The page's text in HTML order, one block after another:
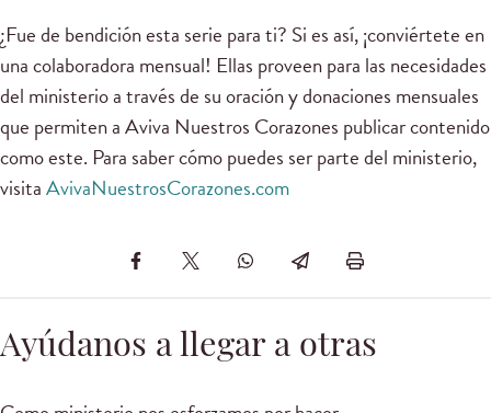
¿Fue de bendición esta serie para ti? Si es así, ¡conviértete en
una colaboradora mensual! Ellas proveen para las necesidades
del ministerio a través de su oración y donaciones mensuales
que permiten a Aviva Nuestros Corazones publicar contenido
como este. Para saber cómo puedes ser parte del ministerio,
visitaAvivaNuestrosCorazones.com
Ayúdanos a llegar a otras